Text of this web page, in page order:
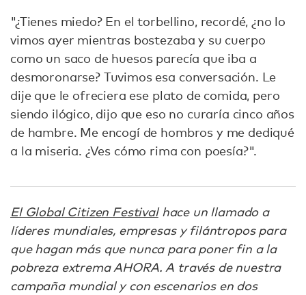
"¿Tienes miedo? En el torbellino, recordé, ¿no lo
vimos ayer mientras bostezaba y su cuerpo
como un saco de huesos parecía que iba a
desmoronarse? Tuvimos esa conversación. Le
dije que le ofreciera ese plato de comida, pero
siendo ilógico, dijo que eso no curaría cinco años
de hambre. Me encogí de hombros y me dediqué
a la miseria. ¿Ves cómo rima con poesía?".
El Global Citizen Festivalhace un llamado a
líderes mundiales, empresas y filántropos para
que hagan más que nunca para poner fin a la
pobreza extrema AHORA. A través de nuestra
campaña mundial y con escenarios en dos